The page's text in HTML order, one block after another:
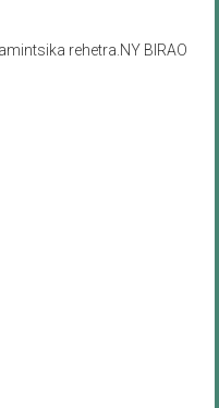
rehetra.NY BIRAO